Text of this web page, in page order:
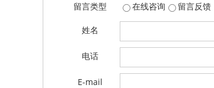
留言类型 在线咨询 留言反馈
姓名
电话
E-mail